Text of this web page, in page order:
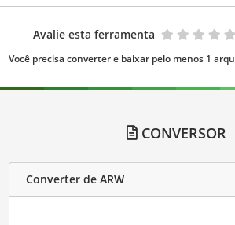
Avalie esta ferramenta
Você precisa converter e baixar pelo menos 1
CONVERSOR
Converter de ARW